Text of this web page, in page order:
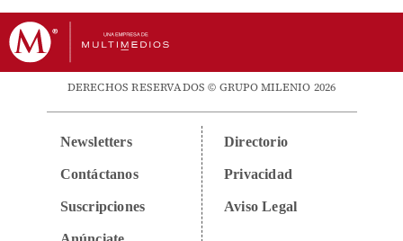
DERECHOS RESERVADOS © GRUPO MILENIO 2026
Newsletters
Contáctanos
Suscripciones
Directorio
Privacidad
Aviso Legal